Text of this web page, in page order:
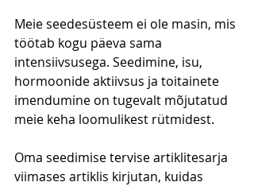
Meie seedesüsteem ei ole masin, mis
töötab kogu päeva sama
intensiivsusega. Seedimine, isu,
hormoonide aktiivsus ja toitainete
imendumine on tugevalt mõjutatud
meie keha loomulikest rütmidest.
Oma seedimise tervise artiklitesarja
viimases artiklis kirjutan, kuidas